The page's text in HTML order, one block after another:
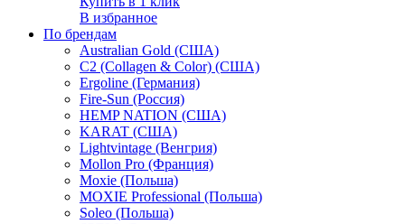
В избранное
По брендам
Australian Gold (США)
C2 (Collagen & Color) (США)
Ergoline (Германия)
Fire-Sun (Россия)
HEMP NATION (США)
KARAT (США)
Lightvintage (Венгрия)
Mollon Pro (Франция)
Moxie (Польша)
MOXIE Professional (Польша)
Soleo (Польша)